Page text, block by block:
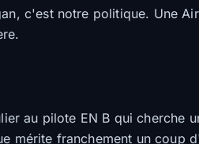
c'est notre politique. Une
au pilote EN B qui cherche
mérite franchement un coup